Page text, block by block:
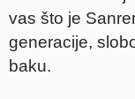
vas što je
generacije,
baku.